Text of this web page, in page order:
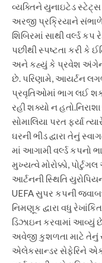
વ્યક્તિને યુનાઇટેડ
અરજી પ્રક્રિયાને સંભાળે
શિબિરમાં સાથી વર્લ્ડ
પછીથી સ્પષ્ટતા કરી કે
અને કહ્યું કે પ્રવેશ
છે. પરિણામે, આયર્ટન
પ્રવૃતિઓમાં ભાગ લઈ
રહી શક્યો ન હતો.
સોમાલિયા પરત ફર્યા
ઘરની ભીડ દ્વારા તેનું
માં આગામી વર્લ્ડ કપનો
મુખ્યત્વે મોરોક્કો,
આર્ટનની સ્થિતિ
UEFA સુપર કપની
નિમણૂક દ્વારા વધુ
ડિઝાઇન કરવામાં
અવેજી કુશળતા માટે તેનું
એલેકસાન્ડર સેફેરિને